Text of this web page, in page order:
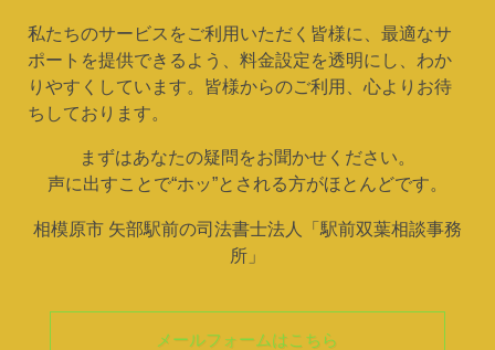
私たちのサービスをご利用いただく皆様に、最適なサ
ポートを提供できるよう、料金設定を透明にし、わか
りやすくしています。皆様からのご利用、心よりお待
ちしております。
まずはあなたの疑問をお聞かせください。
声に出すことで“ホッ”とされる方がほとんどです。
相模原市 矢部駅前の司法書士法人「駅前双葉相談事務
所」
メールフォームはこちら